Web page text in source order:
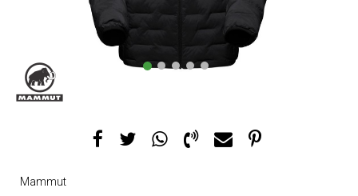
1 2 3 4 5
Mammut